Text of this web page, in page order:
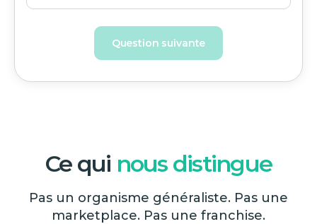
Question suivante
Ce qui nous distingue
Pas un organisme généraliste. Pas une
marketplace. Pas une franchise.